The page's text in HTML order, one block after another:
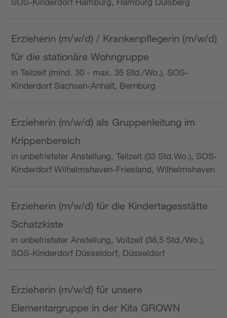
Erzieherin (m/w/d) / Krankenpflegerin (m/w/d)
für die stationäre Wohngruppe
in Teilzeit (mind. 30 - max. 35 Std./Wo.), SOS-
Kinderdorf Sachsen-Anhalt, Bernburg
Erzieherin (m/w/d) als Gruppenleitung im
Krippenbereich
in unbefristeter Anstellung, Teilzeit (33 Std.Wo.), SOS-
Kinderdorf Wilhelmshaven-Friesland, Wilhelmshaven
Erzieherin (m/w/d) für die Kindertagesstätte
Schatzkiste
in unbefristeter Anstellung, Vollzeit (38,5 Std./Wo.),
SOS-Kinderdorf Düsseldorf, Düsseldorf
Erzieherin (m/w/d) für unsere
Elementargruppe in der Kita GROWN